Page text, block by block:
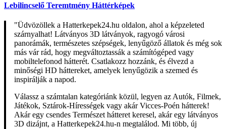
Lebilincselő Teremtmény Háttérképek
"Üdvözöllek a Hatterkepek24.hu oldalon, ahol a képzeleted
szárnyalhat! Látványos 3D látványok, ragyogó városi
panorámák, természetes szépségek, lenyűgöző állatok és még sok
más vár rád, hogy megváltoztassák a számítógéped vagy
mobiltelefonod hátterét. Csatlakozz hozzánk, és élvezd a
minőségi HD háttereket, amelyek lenyűgözik a szemed és
inspirálják a napod.
Válassz a számtalan kategóriánk közül, legyen az Autók, Filmek,
Játékok, Sztárok-Hírességek vagy akár Vicces-Poén hátterek!
Akár egy csendes Természet hátteret keresel, akár egy látványos
3D dizájnt, a Hatterkepek24.hu-n megtalálod. Mi több, új